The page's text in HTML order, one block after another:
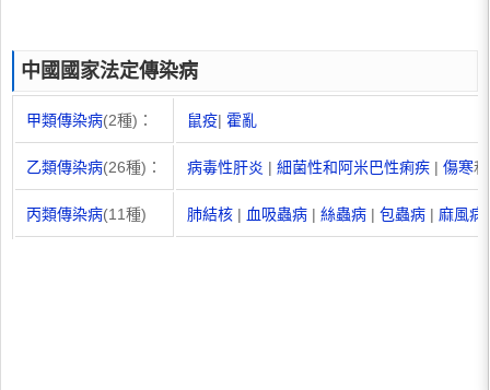
中國國家法定傳染病
甲類傳染病(2種)： 鼠疫| 霍亂
乙類傳染病(26種)： 病毒性肝炎 | 細菌性和阿米巴性痢疾 | 傷寒和
丙類傳染病(11種) 肺結核 | 血吸蟲病 | 絲蟲病 | 包蟲病 | 麻風病